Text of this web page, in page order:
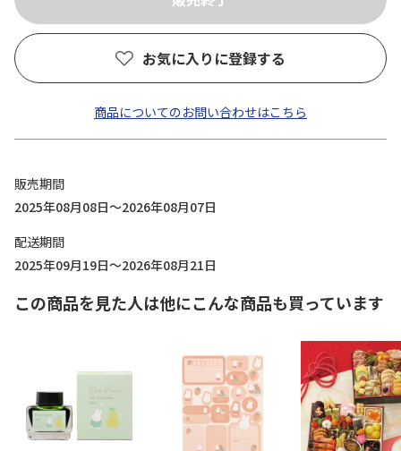
お気に入りに登録する
商品についてのお問い合わせはこちら
販売期間
2025年08月08日～2026年08月07日
配送期間
2025年09月19日～2026年08月21日
この商品を見た人は他にこんな商品も買っています